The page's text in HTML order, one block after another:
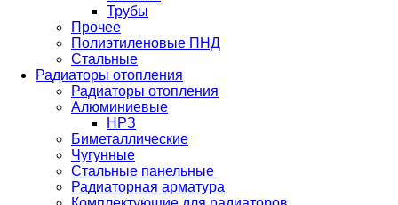
Трубы
Прочее
Полиэтиленовые ПНД
Стальные
Радиаторы отопления
Радиаторы отопления
Алюминиевые
НРЗ
Биметаллические
Чугунные
Стальные панельные
Радиаторная арматура